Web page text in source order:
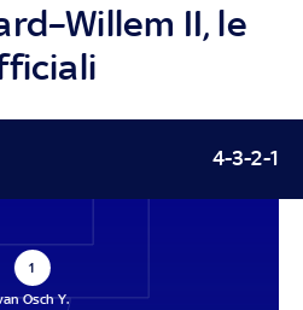
II, le
4-3-2-1
1
Osch Y.